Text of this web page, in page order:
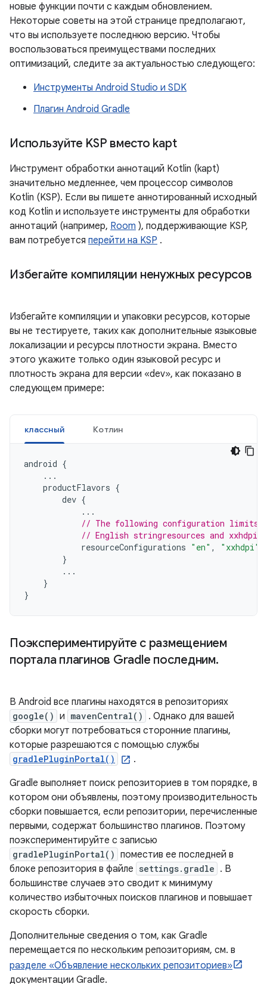
новые функции почти с каждым обновлением.
Некоторые советы на этой странице предполагают,
что вы используете последнюю версию. Чтобы
воспользоваться преимуществами последних
оптимизаций, следите за актуальностью следующего:
Инструменты Android Studio и SDK
Плагин Android Gradle
Используйте KSP вместо kapt
Инструмент обработки аннотаций Kotlin (kapt)
значительно медленнее, чем процессор символов
Kotlin (KSP). Если вы пишете аннотированный исходный
код Kotlin и используете инструменты для обработки
аннотаций (например, Room ), поддерживающие KSP,
вам потребуется перейти на KSP .
Избегайте компиляции ненужных ресурсов
Избегайте компиляции и упаковки ресурсов, которые
вы не тестируете, таких как дополнительные языковые
локализации и ресурсы плотности экрана. Вместо
этого укажите только один языковой ресурс и
плотность экрана для версии «dev», как показано в
следующем примере:
классный Котлин
android {
...
productFlavors {
dev {
...
// The following configuration limits
// English stringresources and xxhdpi
resourceConfigurations "en" ,
"xxhdpi"
}
...
}
}
Поэкспериментируйте с размещением
портала плагинов Gradle последним.
В Android все плагины находятся в репозиториях
google() и mavenCentral()
. Однако для вашей
сборки могут потребоваться сторонние плагины,
которые разрешаются с помощью службы
gradlePluginPortal()
.
Gradle выполняет поиск репозиториев в том порядке, в
котором они объявлены, поэтому производительность
сборки повышается, если репозитории, перечисленные
первыми, содержат большинство плагинов. Поэтому
поэкспериментируйте с записью
gradlePluginPortal() поместив ее последней в
блоке репозитория в файле settings.gradle . В
большинстве случаев это сводит к минимуму
количество избыточных поисков плагинов и повышает
скорость сборки.
Дополнительные сведения о том, как Gradle
перемещается по нескольким репозиториям, см. в
разделе «Объявление нескольких репозиториев»
документации Gradle.